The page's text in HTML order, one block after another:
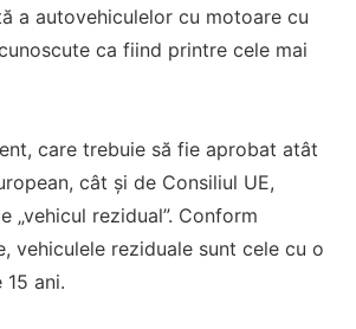
a autovehiculelor cu motoare cu
ca fiind printre cele mai
care trebuie să fie aprobat atât
cât și de Consiliul UE,
„vehicul rezidual”. Conform
vehiculele reziduale sunt cele cu o
ani.